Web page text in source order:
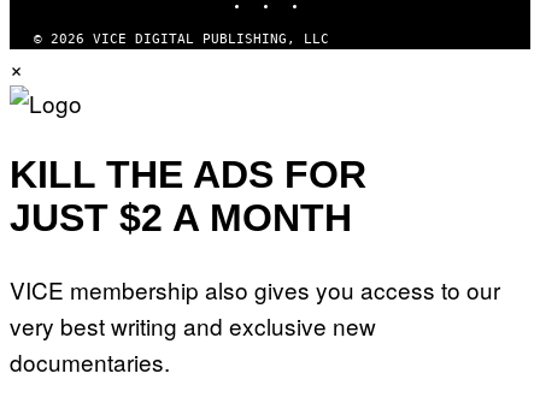
© 2026 VICE DIGITAL PUBLISHING, LLC
×
KILL THE ADS FOR
JUST $2 A MONTH
VICE membership also gives you access to our
very best writing and exclusive new
documentaries.